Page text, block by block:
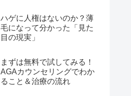
ハゲに人権はないのか？薄
毛になって分かった「見た
目の現実」
まずは無料で試してみる！
AGAカウンセリングでわか
ること＆治療の流れ